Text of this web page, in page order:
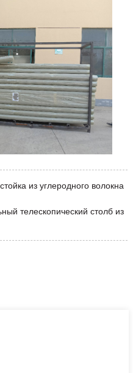
из углеродного волокна
телескопический столб из